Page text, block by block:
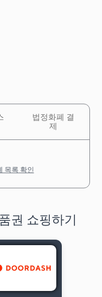
법정화폐 결
제
목록 확인
권 쇼핑하기